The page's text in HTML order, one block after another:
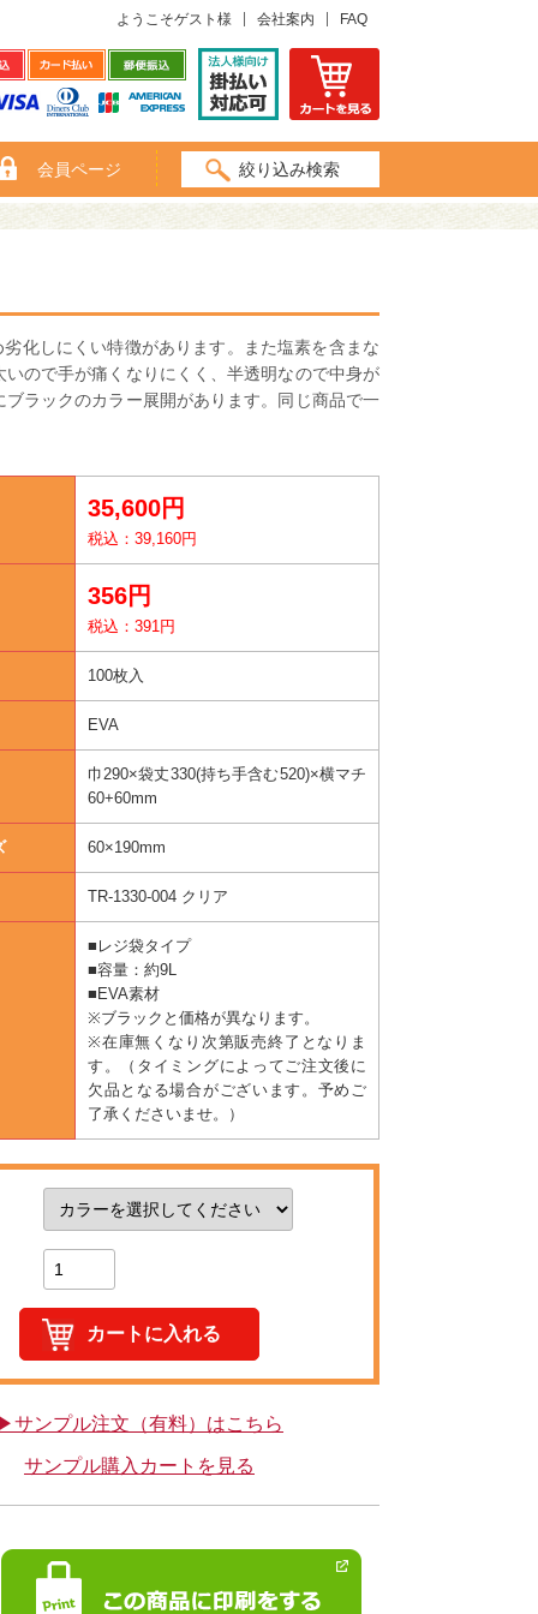
ようこそゲスト様 会社案内 FAQ
会員ページ 絞り込み検索
化しにくい特徴があります。また塩素を含まな
ので手が痛くなりにくく、半透明なので中身が
ラックのカラー展開があります。同じ商品で一
35,600円
税込：39,160円
356円
税込：391円
100枚入
EVA
巾290×袋丈330(持ち手含む520)×横マチ
60+60mm
60×190mm
TR-1330-004 クリア
■レジ袋タイプ
■容量：約9L
■EVA素材
※ブラックと価格が異なります。
※在庫無くなり次第販売終了となりま
す。（タイミングによってご注文後に
欠品となる場合がございます。予めご
了承くださいませ。）
▶サンプル注文（有料）はこちら
サンプル購入カートを見る